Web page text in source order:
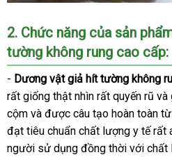
2giá
bán
lẻ
. Chức năng đấu
giá
của sản
tường không rung cao cấp:
- Dương vật giả hít tường không
rất giống thật nhìn nhận
xét
rất quyến rũ và
cộm sử
dụng
và bỏ
sỉ
được câu tạo hoàn toàn
đạt tiêu chuẩn chất lượng y tế
nhái
rất
người sử dụng đồng thời giá
với chất